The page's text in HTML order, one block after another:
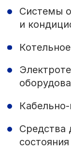
Системы
и
Средства